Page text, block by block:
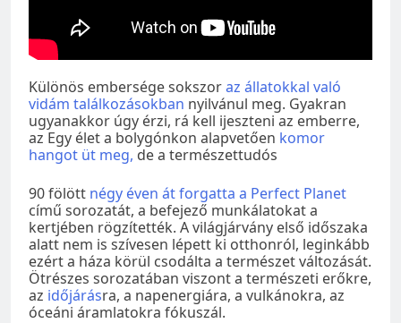
Különös embersége sokszoraz állatokkal való
vidám találkozásokban nyilvánul meg. Gyakran
ugyanakkor úgy érzi, rá kell ijeszteni az emberre,
az Egy élet a bolygónkon alapvetően komor
hangot üt meg, de a természettudós
90 fölött négy éven át forgatta a Perfect Planet
című sorozatát, a befejező munkálatokat a
kertjében rögzítették. A világjárvány első időszaka
alatt nem is szívesen lépett ki otthonról, leginkább
ezért a háza körül csodálta a természet változását.
Ötrészes sorozatában viszont a természeti erőkre,
az időjárásra, a napenergiára, a vulkánokra, az
óceáni áramlatokra fókuszál.